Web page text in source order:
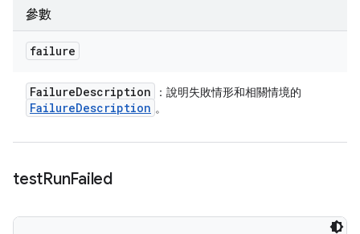
參數
failure
FailureDescription ：說明失敗情形和相關情境的
FailureDescription 。
testRunFailed